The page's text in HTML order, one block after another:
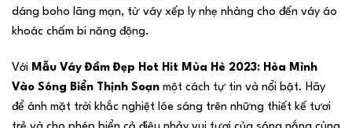
dáng boho lãng mạn, từ váy xếp ly nhẹ nhàng cho đến váy áo
khoác chấm bi năng động.
Với Mẫu Váy Đầm Đẹp Hot Hit Mùa Hè 2023: Hòa Mình
Vào Sóng Biển Thịnh Soạn một cách tự tin và nổi bật. Hãy
để ánh mặt trời khắc nghiệt lóe sáng trên những thiết kế tươi